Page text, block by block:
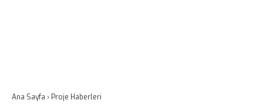
Ana Sayfa › Proje Haberleri